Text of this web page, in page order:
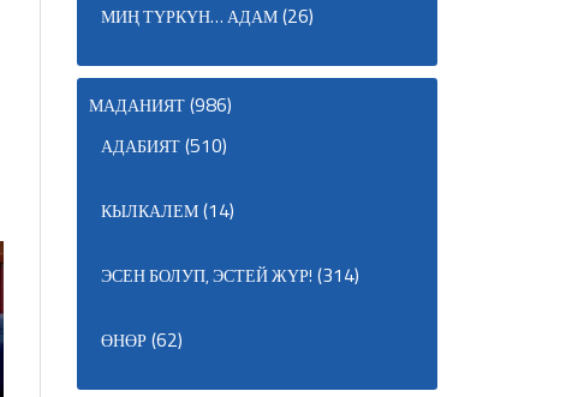
МИҢ ТҮРКҮН… АДАМ(26)
МАДАНИЯТ(986)
АДАБИЯТ(510)
КЫЛКАЛЕМ(14)
ЭСЕН БОЛУП, ЭСТЕЙ ЖҮР! (314)
ӨНӨР(62)